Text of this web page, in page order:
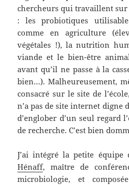
chercheurs qui travaillent sur
: les probiotiques
comme en agriculture
végétales !), la nutrition
viande et le bien-être
avant qu’il ne passe à la
bien…). Malheureusement,
consacré sur le site de
n’a pas de site internet digne
d’englober d’un seul regard
de recherche. C’est bien
J’ai intégré la petite équipe
Hénaff, maître de
microbiologie, et